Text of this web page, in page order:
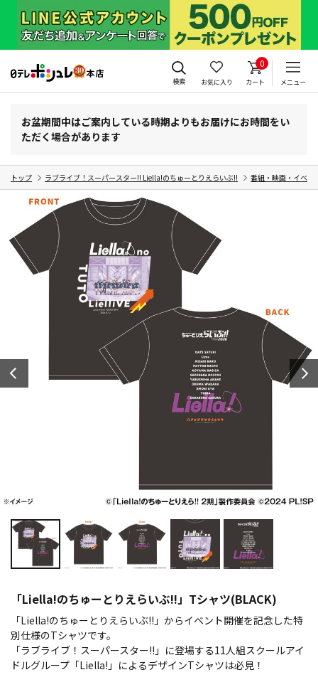
検索 お気に入り
0
カート メニュー
お盆期間中はご案内している時期よりもお届けにお時間をい
ただく場合があります
トップ ラブライブ！スーパースター!! Liella!のちゅーとりえらいぶ!! 番組・映画・イベン
「Liella!のちゅーとりえらいぶ!!」Tシャツ(BLACK)
「Liella!のちゅーとりえらいぶ!!」からイベント開催を記念した特
別仕様のTシャツです。
「ラブライブ！スーパースター!!」に登場する11人組スクールアイ
ドルグループ「Liella!」によるデザインTシャツは必見！